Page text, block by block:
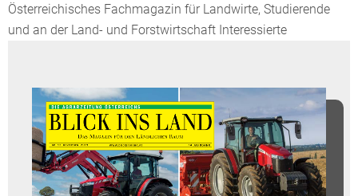
Österreichisches Fachmagazin für Landwirte, Studierende
und an der Land- und Forstwirtschaft Interessierte